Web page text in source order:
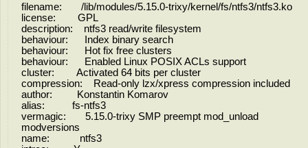
filename: /lib/modules/5.15.0-trixy/kernel/fs/ntfs3/ntfs3.ko
license: GPL
description: ntfs3 read/write filesystem
behaviour: Index binary search
behaviour: Hot fix free clusters
behaviour: Enabled Linux POSIX ACLs support
cluster: Activated 64 bits per cluster
compression: Read-only lzx/xpress compression included
author: Konstantin Komarov
alias: fs-ntfs3
vermagic: 5.15.0-trixy SMP preempt mod_unload
modversions
name: ntfs3